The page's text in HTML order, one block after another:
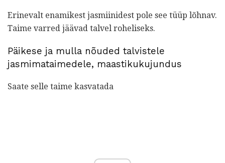
Erinevalt enamikest jasmiinidest pole see tüüp lõhnav.
Taime varred jäävad talvel roheliseks.
Päikese ja mulla nõuded talvistele
jasmimataimedele, maastikukujundus
Saate selle taime kasvatada